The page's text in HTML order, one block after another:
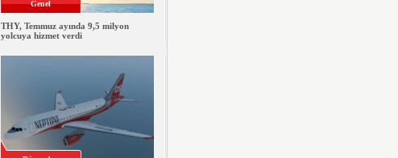
Genel
THY, Temmuz ayında 9,5 milyon
yolcuya hizmet verdi